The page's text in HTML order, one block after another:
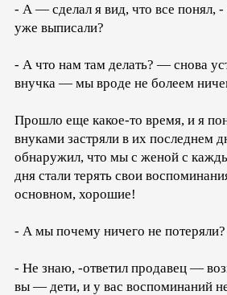
- А — сделал я вид, что все понял, -
уже выписали?
- А что нам там делать? — снова
внучка — мы вроде не болеем
Прошло еще какое-то время, и я
внуками застряли в их последнем
обнаружил, что мы с женой с
дня стали терять свои
основном, хорошие!
- А мы почему ничего не
- Не знаю, -ответил продавец —
вы — дети, и у вас воспоминаний